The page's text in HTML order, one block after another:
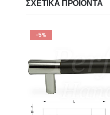
ΣΧΕΤΙΚΆ ΠΡΟΪΌΝΤΑ
-5%